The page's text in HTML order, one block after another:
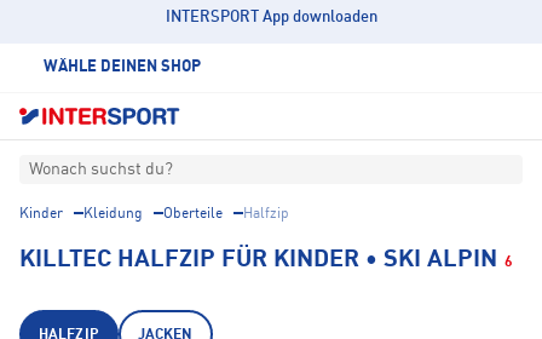
INTERSPORT App downloaden
WÄHLE DEINEN SHOP
Wonach suchst du?
Kinder Kleidung Oberteile Halfzip
KILLTEC HALFZIP FÜR KINDER • SKI ALPIN 6
HALFZIP JACKEN